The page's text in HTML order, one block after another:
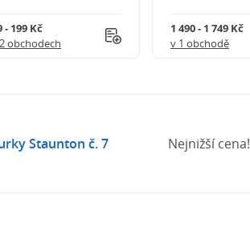
- 199 Kč
obchodech
1 490 - 1 749 Kč
v 1 obchodě
Staunton č. 7 Nejnižší cena!